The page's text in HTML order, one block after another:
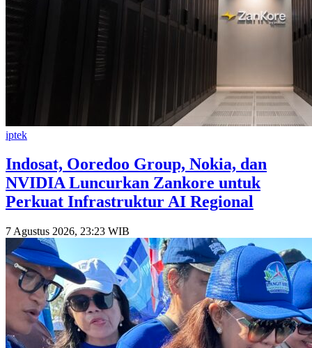
iptek
Indosat, Ooredoo Group, Nokia, dan
NVIDIA Luncurkan Zankore untuk
Perkuat Infrastruktur AI Regional
7 Agustus 2026, 23:23 WIB